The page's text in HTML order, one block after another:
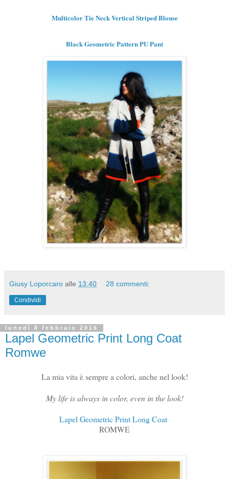
Multicolor Tie Neck Vertical Striped Blouse
Black Geometric Pattern PU Pant
Giusy Loporcaro alle 13:40 28 commenti:
Condividi
lunedì 8 febbraio 2016
Lapel Geometric Print Long Coat
Romwe
La mia vita è sempre a colori, anche nel look!
My life is always in color, even in the look!
Lapel Geometric Print Long Coat
ROMWE